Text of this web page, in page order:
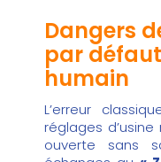
Dangers
par
humain
L’erreur
réglages
ouverte sans